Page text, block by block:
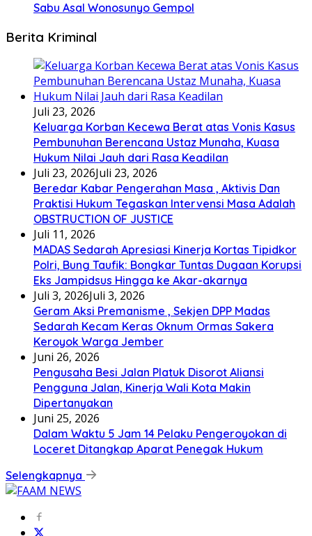
Sabu Asal Wonosunyo Gempol
Berita Kriminal
Juli 23, 2026
Keluarga Korban Kecewa Berat atas Vonis Kasus
Pembunuhan Berencana Ustaz Munaha, Kuasa
Hukum Nilai Jauh dari Rasa Keadilan
Juli 23, 2026Juli 23, 2026
Beredar Kabar Pengerahan Masa , Aktivis Dan
Praktisi Hukum Tegaskan Intervensi Masa Adalah
OBSTRUCTION OF JUSTICE
Juli 11, 2026
MADAS Sedarah Apresiasi Kinerja Kortas Tipidkor
Polri, Bung Taufik: Bongkar Tuntas Dugaan Korupsi
Eks Jampidsus Hingga ke Akar-akarnya
Juli 3, 2026Juli 3, 2026
Geram Aksi Premanisme , Sekjen DPP Madas
Sedarah Kecam Keras Oknum Ormas Sakera
Keroyok Warga Jember
Juni 26, 2026
Pengusaha Besi Jalan Platuk Disorot Aliansi
Pengguna Jalan, Kinerja Wali Kota Makin
Dipertanyakan
Juni 25, 2026
Dalam Waktu 5 Jam 14 Pelaku Pengeroyokan di
Loceret Ditangkap Aparat Penegak Hukum
Selengkapnya